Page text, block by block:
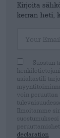
Kirjoita
kerran heti,
Suostun
asiakastili
voin peruuttaa
Ilmoitamme
declaration